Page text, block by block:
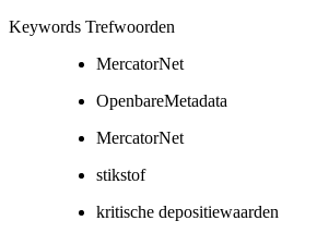
Keywords Trefwoorden
MercatorNet
OpenbareMetadata
MercatorNet
stikstof
kritische depositiewaarden